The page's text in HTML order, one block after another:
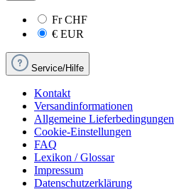
FrCHF
€ EUR
Service/Hilfe
Kontakt
Versandinformationen
Allgemeine Lieferbedingungen
Cookie-Einstellungen
FAQ
Lexikon / Glossar
Impressum
Datenschutzerklärung